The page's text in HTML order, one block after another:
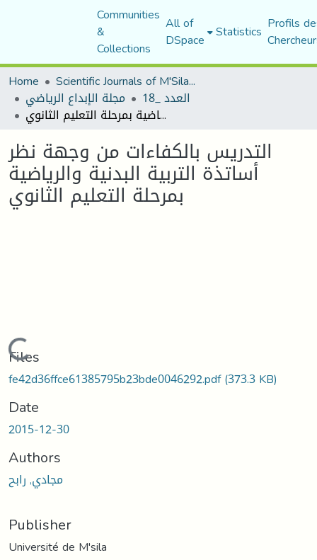
Communities
&
Collections
All of
DSpace Statistics Profils
Home
Scientific Journals of M'Sila University
مجلة الإبداع الرياضي العدد _18
التدريس بالكفاءات من وجهة نظر أساتذة التربية البدنية والرياضية بمرحلة التعليم الثانوي
التدريس بالكفاءات من وجهة نظر
أساتذة التربية البدنية والرياضية
بمرحلة التعليم الثانوي
Loading...
Files
fe42d36ffce61385795b23bde0046292.pdf(373.3 KB)
Date
2015-12-30
Authors
مجادي, رابح
Publisher
Université de M'sila